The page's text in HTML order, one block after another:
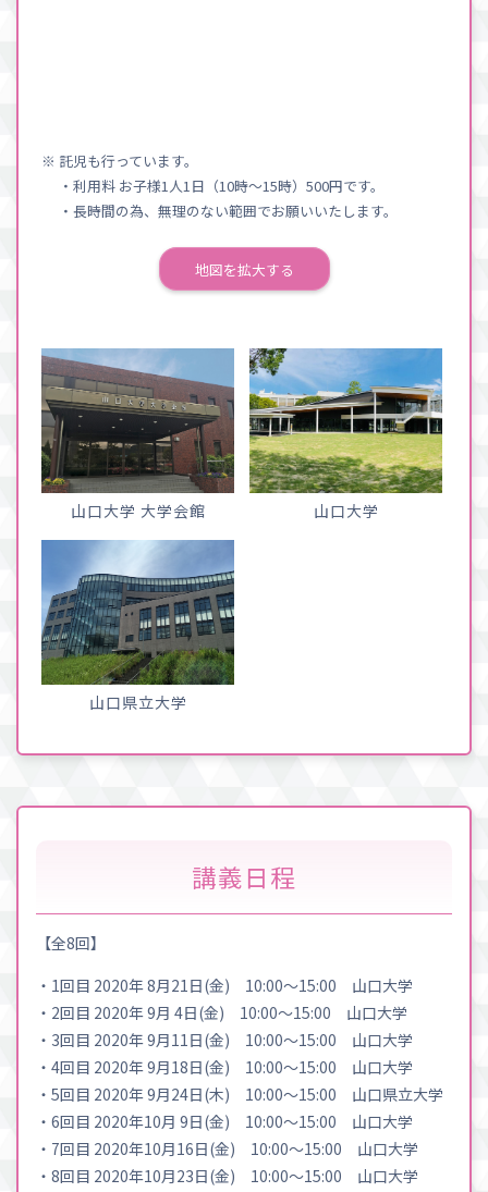
※ 託児も行っています。
・利用料 お子様1人1日（10時〜15時）500円です。
・長時間の為、無理のない範囲でお願いいたします。
地図を拡大する
山口大学 大学会館 山口大学
山口県立大学
講義日程
【全8回】
・1回目 2020年 8月21日(金) 10:00〜15:00 山口大学
・2回目 2020年 9月 4日(金) 10:00〜15:00 山口大学
・3回目 2020年 9月11日(金) 10:00〜15:00 山口大学
・4回目 2020年 9月18日(金) 10:00〜15:00 山口大学
・5回目 2020年 9月24日(木) 10:00〜15:00 山口県立大学
・6回目 2020年10月 9日(金) 10:00〜15:00 山口大学
・7回目 2020年10月16日(金) 10:00〜15:00 山口大学
・8回目 2020年10月23日(金) 10:00〜15:00 山口大学